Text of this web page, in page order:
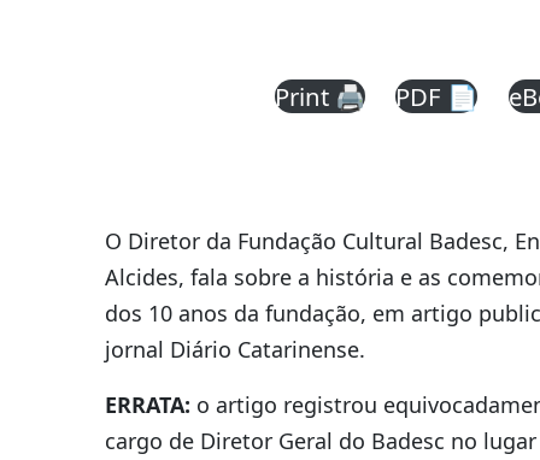
Print 🖨 PDF 📄
O Diretor da Fundação Cultural Badesc,
Alcides, fala sobre a história e as
dos 10 anos da fundação, em artigo
jornal Diário Catarinense.
ERRATA: o artigo registrou
cargo de Diretor Geral do Badesc no